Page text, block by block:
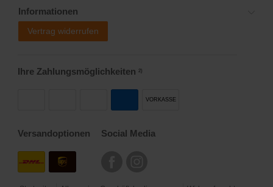
Informationen
Vertrag widerrufen
Ihre Zahlungsmöglichkeiten 2)
VORKASSE
Versandoptionen Social Media